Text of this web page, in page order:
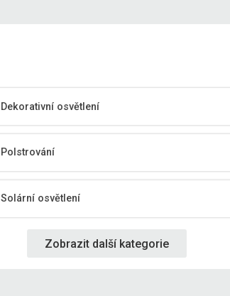
Dekorativní osvětlení
Polstrování
Solární osvětlení
Zobrazit další kategorie